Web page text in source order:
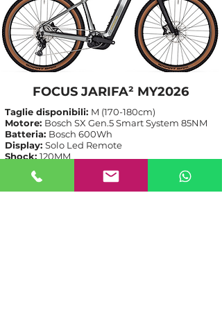
Taglie disponibili: M (170-180cm)
Motore: Bosch SX Gen.5 Smart System 85NM
Batteria: Bosch 600Wh
Display: Solo Led Remote
Shock: 120MM
FOCUS JARIFA² MY2026
Listino:2.999,00€
-30%